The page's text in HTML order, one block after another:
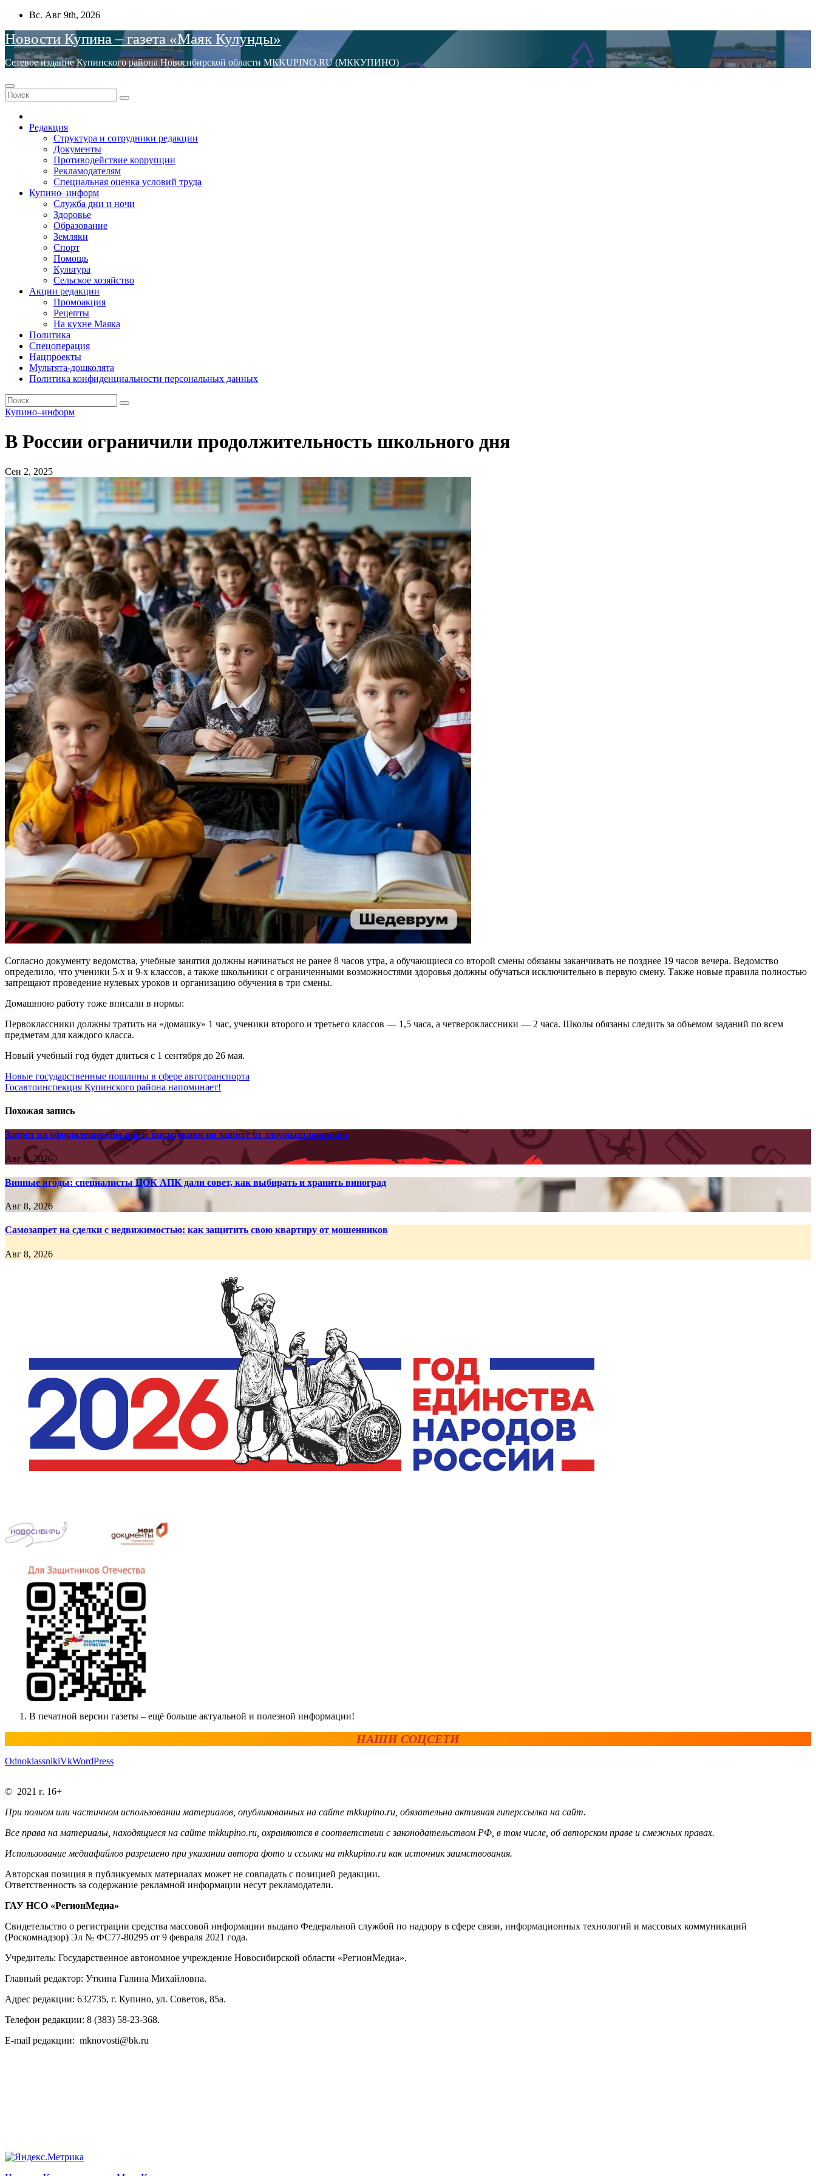
Перейти
содержимому
Вс. Авг 9th, 2026
Новости Купина – газета «Маяк Кулунды»
Сетевое издание Купинского района Новосибирской области МКKUPINO.RU (МККУПИНО)
Редакция
Структура и сотрудники редакции
Документы
Противодействие коррупции
Рекламодателям
Специальная оценка условий труда
Купино–информ
Служба дни и ночи
Здоровье
Образование
Земляки
Спорт
Помощь
Культура
Сельское хозяйство
Акции редакции
Промоакция
Рецепты
На кухне Маяка
Политика
Спецоперация
Нацпроекты
Мультята-дошколята
Политика конфиденциальности персональных данных
Купино–информ
В России ограничили продолжительность школьного дня
Сен 2, 2025
Согласно документу ведомства, учебные занятия должны начинаться не ранее 8 часов утра, а обучающиеся со второй смены обязаны заканчивать не позднее 19 часов вечера. Ведомство
определило, что ученики 5-х и 9-х классов, а также школьники с ограниченными возможностями здоровья должны обучаться исключительно в первую смену. Также новые правила полностью
запрещают проведение нулевых уроков и организацию обучения в три смены.
Домашнюю работу тоже вписали в нормы:
Первоклассники должны тратить на «домашку» 1 час, ученики второго и третьего классов — 1,5 часа, а четвероклассники — 2 часа. Школы обязаны следить за объемом заданий по всем
предметам для каждого класса.
Новый учебный год будет длиться с 1 сентября до 26 мая.
Навигация
по
записям
Новые государственные пошлины в сфере автотранспорта
Госавтоинспекция Купинского района напоминает!
Похожая запись
Запрет на оформление сим-карт: инструкция по защите от злоумышленников
Авг 9, 2026
Винные ягоды: специалисты ЦОК АПК дали совет, как выбирать и хранить виноград
Авг 8, 2026
Самозапрет на сделки с недвижимостью: как защитить свою квартиру от мошенников
Авг 8, 2026
В печатной версии газеты – ещё больше актуальной и полезной информации!
НАШИ СОЦСЕТИ
OdnoklassnikiVkWordPress
© 2021 г. 16+
При полном или частичном использовании материалов, опубликованных на сайте mkkupino.ru, обязательна активная гиперссылка на сайт.
Все права на материалы, находящиеся на сайте mkkupino.ru, охраняются в соответствии с законодательством РФ, в том числе, об авторском праве и смежных правах.
Использование медиафайлов разрешено при указании автора фото и ссылки на mkkupino.ru как источник заимствования.
Авторская позиция в публикуемых материалах может не совпадать с позицией редакции.
Ответственность за содержание рекламной информации несут рекламодатели.
ГАУ НСО «РегионМедиа»
Свидетельство о регистрации средства массовой информации выдано Федеральной службой по надзору в сфере связи, информационных технологий и массовых коммуникаций
(Роскомнадзор) Эл № ФС77-80295 от 9 февраля 2021 года.
Учредитель: Государственное автономное учреждение Новосибирской области «РегионМедиа».
Главный редактор: Уткина Галина Михайловна.
Адрес редакции: 632735, г. Купино, ул. Советов, 85а.
Телефон редакции: 8 (383) 58-23-368.
E-mail редакции: mknovosti@bk.ru